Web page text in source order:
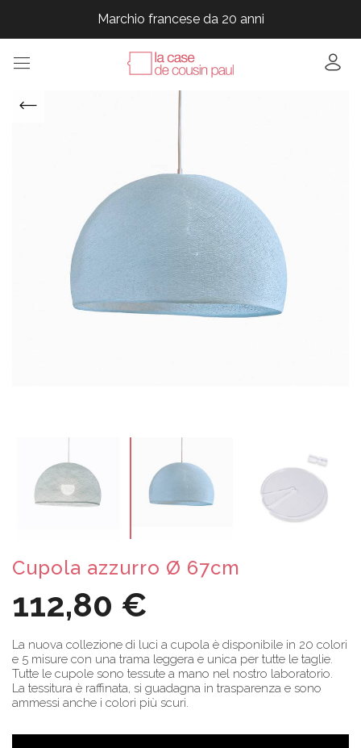
Marchio francese da 20 anni
Marchio francese da 20 anni
Marchio francese da 20 anni
Cupola azzurro Ø 67cm
112,80 €
La nuova collezione di luci a cupola è disponibile in 20 colori
e 5 misure con una trama leggera e unica per tutte le taglie.
Tutte le cupole sono tessute a mano nel nostro laboratorio.
La tessitura è raffinata, si guadagna in trasparenza e sono
ammessi anche i colori più scuri.